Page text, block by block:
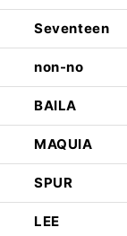
Seventeen
non-no
BAILA
MAQUIA
SPUR
LEE